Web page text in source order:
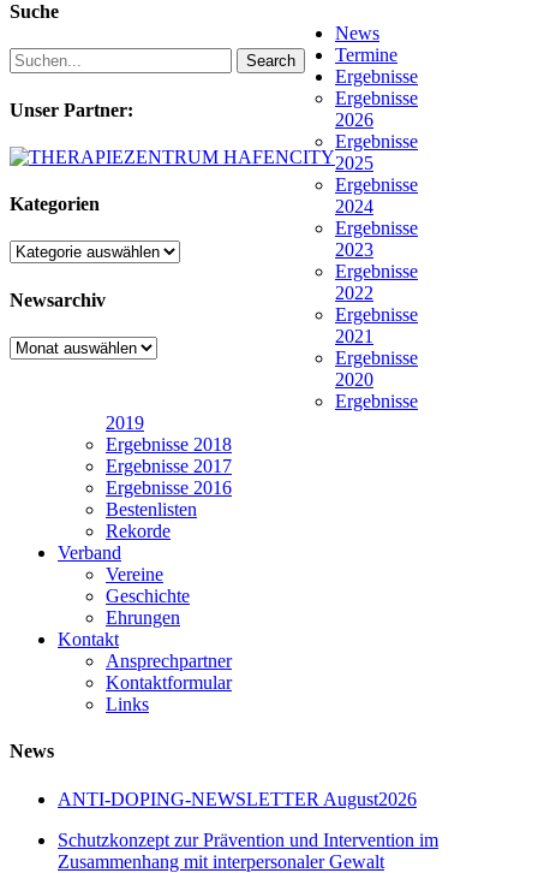
Suche
Search
Unser Partner:
Kategorien
Kategorien
Newsarchiv
Newsarchiv
News
Termine
Ergebnisse
Ergebnisse
2026
Ergebnisse
2025
Ergebnisse
2024
Ergebnisse
2023
Ergebnisse
2022
Ergebnisse
2021
Ergebnisse
2020
Ergebnisse
2019
Ergebnisse 2018
Ergebnisse 2017
Ergebnisse 2016
Bestenlisten
Rekorde
Verband
Vereine
Geschichte
Ehrungen
Kontakt
Ansprechpartner
Kontaktformular
Links
News
ANTI-DOPING-NEWSLETTER August2026
Schutzkonzept zur Prävention und Intervention im
Zusammenhang mit interpersonaler Gewalt